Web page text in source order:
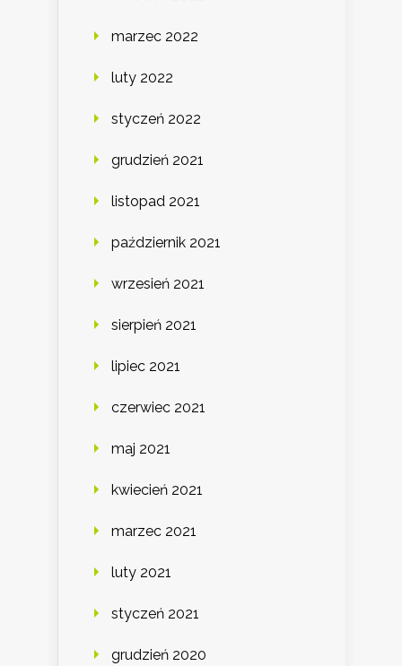
marzec 2022
luty 2022
styczeń 2022
grudzień 2021
listopad 2021
październik 2021
wrzesień 2021
sierpień 2021
lipiec 2021
czerwiec 2021
maj 2021
kwiecień 2021
marzec 2021
luty 2021
styczeń 2021
grudzień 2020